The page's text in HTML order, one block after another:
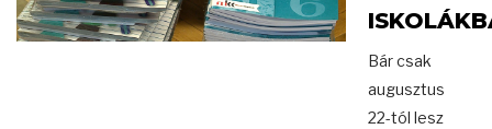
Bár csak
augusztus
22-tól lesz